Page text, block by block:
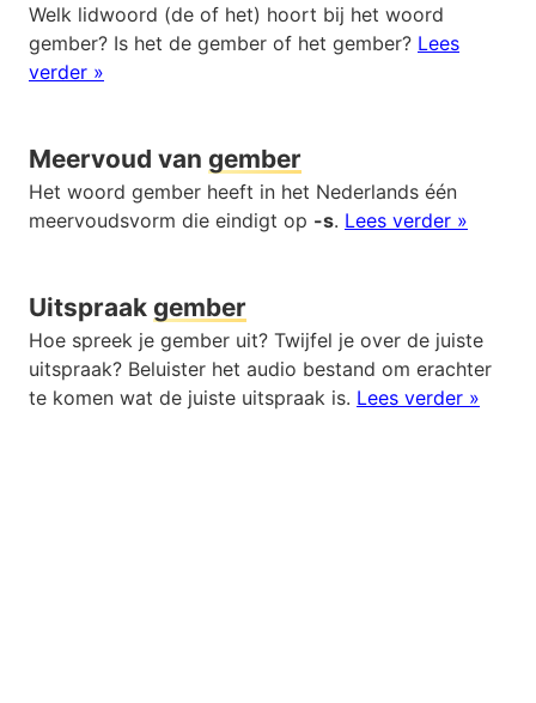
Welk lidwoord (de of het) hoort bij het woord
gember? Is het de gember of het gember? Lees
verder »
Meervoud van gember
Het woord gember heeft in het Nederlands één
meervoudsvorm die eindigt op -s. Lees verder »
Uitspraak gember
Hoe spreek je gember uit? Twijfel je over de juiste
uitspraak? Beluister het audio bestand om erachter
te komen wat de juiste uitspraak is. Lees verder »